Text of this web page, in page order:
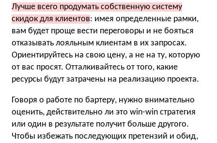
Лучше всего продумать собственную систему
скидок для клиентов: имея определенные рамки,
вам будет проще вести переговоры и не бояться
отказывать лояльным клиентам в их запросах.
Ориентируйтесь на свою цену, а не на ту, которую
от вас просят. Отталкивайтесь от того, какие
ресурсы будут затрачены на реализацию проекта.
Говоря о работе по бартеру, нужно внимательно
оценить, действительно ли это win-win стратегия
или один в результате получит больше другого.
Чтобы избежать последующих претензий и обид,